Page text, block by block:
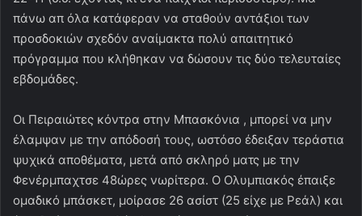
πάνω απ όλα κατάφεραν να σταθούν αντάξιοι των
προσδοκιών σχεδόν αναίμακτα πολύ απαιτητικό
πρόγραμμα που κλήθηκαν να δώσουν τις δύο τελευταίες
εβδομάδες.
Οι Πειραιώτες κόντρα στην Μπασκόνια , μπορεί να μην
έλαμψαν με την απόδοσή τους, ωστόσο έδειξαν τεράστια
ψυχικά αποθέματα, μετά από σκληρό ματς με την
Φενέρμπαχτσε 48ώρες νωρίτερα. Ο Ολυμπιακός έπαιξε
ομαδικό μπάσκετ, μοίρασε 26 ασίστ (25 είχε με Ρεάλ) και